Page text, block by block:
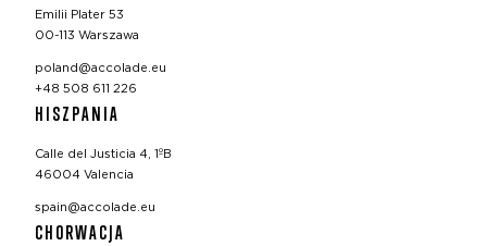
Emilii Plater 53
00-113 Warszawa
poland@accolade.eu
+48 508 611 226
HISZPANIA
Calle del Justicia 4, 1ºB
46004 Valencia
spain@accolade.eu
CHORWACJA